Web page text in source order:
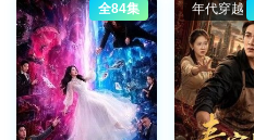
全84集 年代穿越